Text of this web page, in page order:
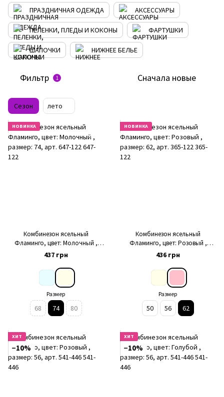
ПРАЗДНИЧНАЯ ОДЕЖДА АКСЕССУАРЫ
ПЕЛЕНКИ, ПЛЕДЫ И КОКОНЫ ФАРТУШКИ
ШАПОЧКИ НИЖНЕЕ БЕЛЬЕ
Фильтр 1 Сначала новые
Сезон лето
НОВИНКА
Комбинезон ясельный
Фламинго, цвет: Молочный ,
размер: 74, арт. 647-122
437 грн
Размер
68 74 80
НОВИНКА
Комбинезон ясельный
Фламинго, цвет: Розовый ,
размер: 62, арт. 365-122
436 грн
Размер
50 56 62
ХИТ
−10%
ХИТ
−10%